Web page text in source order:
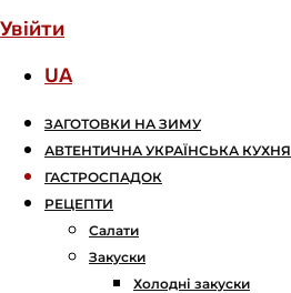
Увійти
UA
ЗАГОТОВКИ НА ЗИМУ
АВТЕНТИЧНА УКРАЇНСЬКА КУХНЯ
ГАСТРОСПАДОК
РЕЦЕПТИ
Салати
Закуски
Холодні закуски